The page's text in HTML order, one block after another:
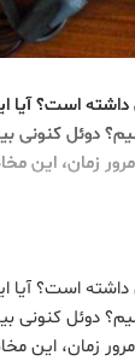
است؟
دوئل
زمان، این
است؟
دوئل
زمان، این